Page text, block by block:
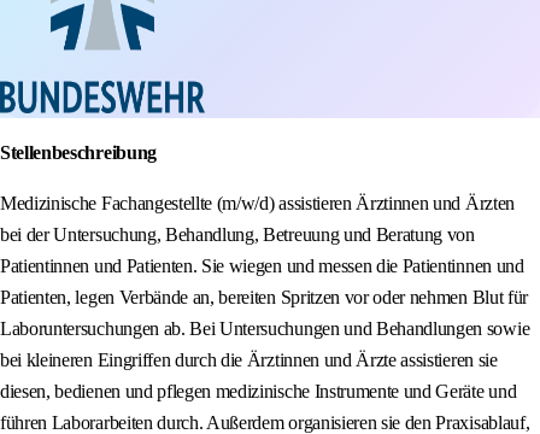
Stellenbeschreibung
Medizinische Fachangestellte (m/w/d) assistieren Ärztinnen und Ärzten
bei der Untersuchung, Behandlung, Betreuung und Beratung von
Patientinnen und Patienten. Sie wiegen und messen die Patientinnen und
Patienten, legen Verbände an, bereiten Spritzen vor oder nehmen Blut für
Laboruntersuchungen ab. Bei Untersuchungen und Behandlungen sowie
bei kleineren Eingriffen durch die Ärztinnen und Ärzte assistieren sie
diesen, bedienen und pflegen medizinische Instrumente und Geräte und
führen Laborarbeiten durch. Außerdem organisieren sie den Praxisablauf,